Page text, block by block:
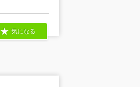
気になる